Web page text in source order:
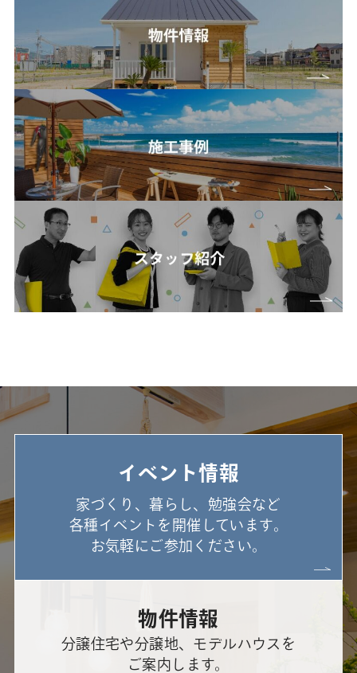
イベント情報
家づくり、暮らし、勉強会など
各種イベントを開催しています。
お気軽にご参加ください。
物件情報
分譲住宅や分譲地、モデルハウスを
ご案内します。